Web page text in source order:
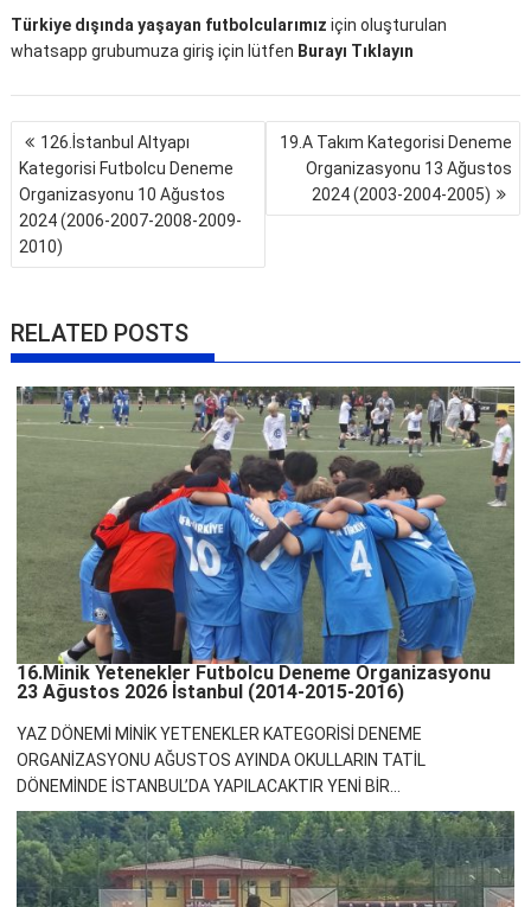
Türkiye dışında yaşayan futbolcularımız için oluşturulan
whatsapp grubumuza giriş için lütfen Burayı Tıklayın
Yazı
gezinmesi
126.İstanbul Altyapı
Kategorisi Futbolcu Deneme
Organizasyonu 10 Ağustos
2024 (2006-2007-2008-2009-
2010)
19.A Takım Kategorisi Deneme
Organizasyonu 13 Ağustos
2024 (2003-2004-2005)
RELATED POSTS
16.Minik Yetenekler Futbolcu Deneme Organizasyonu
23 Ağustos 2026 İstanbul (2014-2015-2016)
YAZ DÖNEMİ MİNİK YETENEKLER KATEGORİSİ DENEME
ORGANİZASYONU AĞUSTOS AYINDA OKULLARIN TATİL
DÖNEMİNDE İSTANBUL’DA YAPILACAKTIR YENİ BİR...